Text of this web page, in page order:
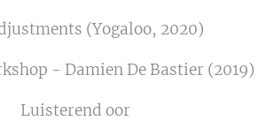
(Yogaloo, 2020)
- Damien De Bastier (2019)
Luisterend oor